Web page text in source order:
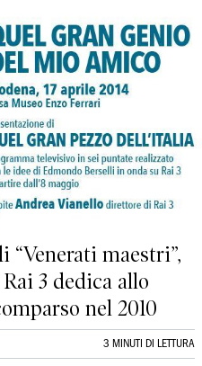
maestri”,
3 dedica allo
nel 2010
3 MINUTI DI LETTURA